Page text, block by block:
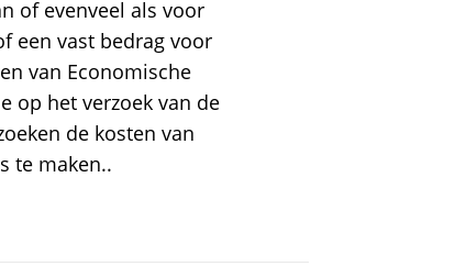
of evenveel als voor
een vast bedrag voor
van Economische
op het verzoek van de
de kosten van
te maken..